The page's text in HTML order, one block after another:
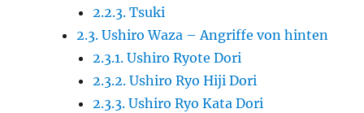
2.2.3. Tsuki
2.3. Ushiro Waza – Angriffe von hinten
2.3.1. Ushiro Ryote Dori
2.3.2. Ushiro Ryo Hiji Dori
2.3.3. Ushiro Ryo Kata Dori